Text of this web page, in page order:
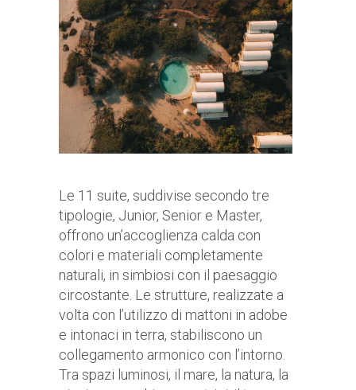
Le 11 suite, suddivise secondo tre
tipologie, Junior, Senior e Master,
offrono un’accoglienza calda con
colori e materiali completamente
naturali, in simbiosi con il paesaggio
circostante. Le strutture, realizzate a
volta con l’utilizzo di mattoni in adobe
e intonaci in terra, stabiliscono un
collegamento armonico con l’intorno.
Tra spazi luminosi, il mare, la natura, la